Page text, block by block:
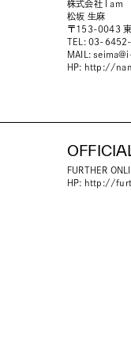
株式会社 I am
松坂 生麻
〒153-0043
TEL: 03-
MAIL:
HP: http://
FURTHER
HP: http://